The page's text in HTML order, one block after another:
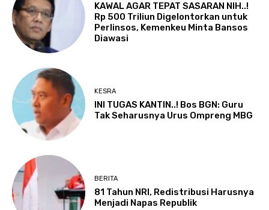
KAWAL AGAR TEPAT SASARAN NIH..!
Rp 500 Triliun Digelontorkan untuk
Perlinsos, Kemenkeu Minta Bansos
Diawasi
KESRA
INI TUGAS KANTIN..! Bos BGN: Guru
Tak Seharusnya Urus Ompreng MBG
BERITA
81 Tahun NRI, Redistribusi Harusnya
Menjadi Napas Republik